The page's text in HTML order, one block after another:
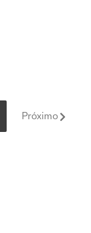
Próximo